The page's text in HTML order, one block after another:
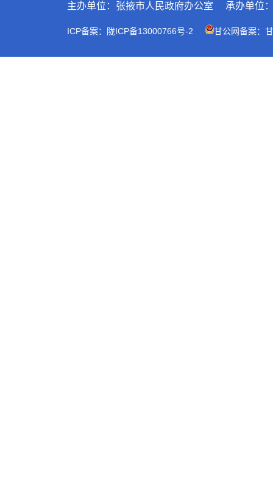
主办单位：张掖市人民政府办公室 承办单位
ICP备案：陇ICP备13000766号-2 甘公网备案：